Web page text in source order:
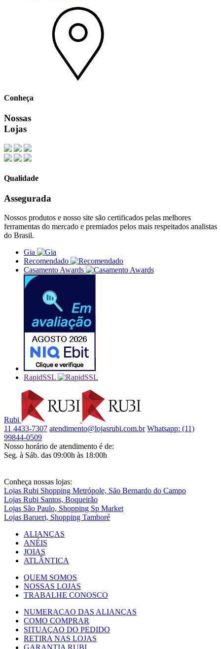
Conheça
Nossas
Lojas
Qualidade
Assegurada
Nossos produtos e nosso site são certificados pelas melhores
ferramentas do mercado e premiados pelos mais respeitados analistas
do Brasil.
Gia
Recomendado
Casamento Awards
RapidSSL
Rubi
11 4433-7307 atendimento@lojasrubi.com.br Whatsapp: (11)
99844-0509
Nosso horário de atendimento é de:
Seg. à Sáb. das 09:00h às 18:00h
Conheça nossas lojas:
Lojas Rubi Shopping Metrópole, São Bernardo do Campo
Lojas Rubi Santos, Boqueirão
Lojas São Paulo, Shopping Sp Market
Lojas Barueri, Shopping Tamboré
ALIANÇAS
ANÉIS
JOIAS
ATLÂNTICA
QUEM SOMOS
NOSSAS LOJAS
TRABALHE CONOSCO
NUMERAÇAO DAS ALIANÇAS
COMO COMPRAR
SITUAÇAO DO PEDIDO
RETIRA NAS LOJAS
GARANTIA RUBI